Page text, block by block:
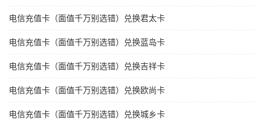
电信充值卡（面值千万别选错）兑换君太卡
电信充值卡（面值千万别选错）兑换蓝岛卡
电信充值卡（面值千万别选错）兑换吉祥卡
电信充值卡（面值千万别选错）兑换欧尚卡
电信充值卡（面值千万别选错）兑换城乡卡